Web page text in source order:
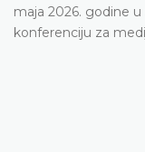
maja 2026. godine
konferenciju za